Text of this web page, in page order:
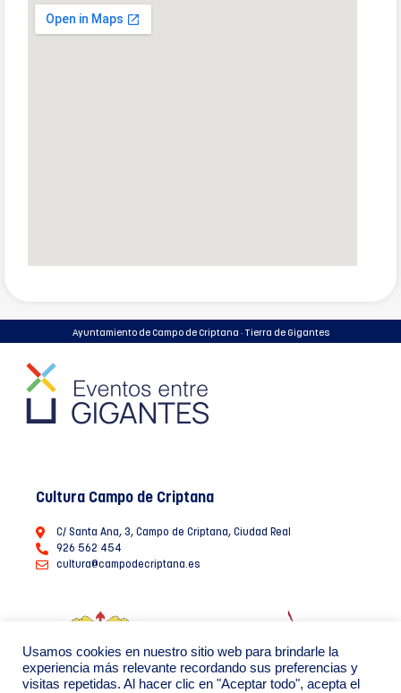
Ayuntamiento de Campo de Criptana · Tierra de Gigantes
Cultura Campo de Criptana
C/ Santa Ana, 3, Campo de Criptana, Ciudad Real
926 562 454
cultura@campodecriptana.es
Usamos cookies en nuestro sitio web para brindarle la
experiencia más relevante recordando sus preferencias y
visitas repetidas. Al hacer clic en "Aceptar todo", acepta el